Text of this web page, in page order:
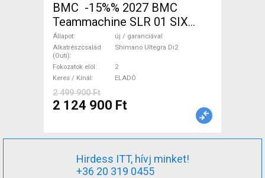
BMC -15%% 2027 BMC
Teammachine SLR 01 SIX
Ultegra Di2 Országúti
Shimano Ultegra Di2 tárcsafék
új / garanciával ELADÓ
Állapot
új / garanciával
Alkatrészcsalád
(Outi)
Shimano Ultegra Di2
Fokozatok elöl
2
Keres / Kínál
ELADÓ
2 499 900 Ft
2 124 900 Ft
Hirdess ITT, hívj minket!
+36 20 319 0455